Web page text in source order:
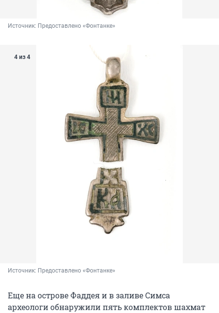
Источник: Предоставлено «Фонтанке»
4 из 4
Источник: Предоставлено «Фонтанке»
Еще на острове Фаддея и в заливе Симса
археологи обнаружили пять комплектов шахмат